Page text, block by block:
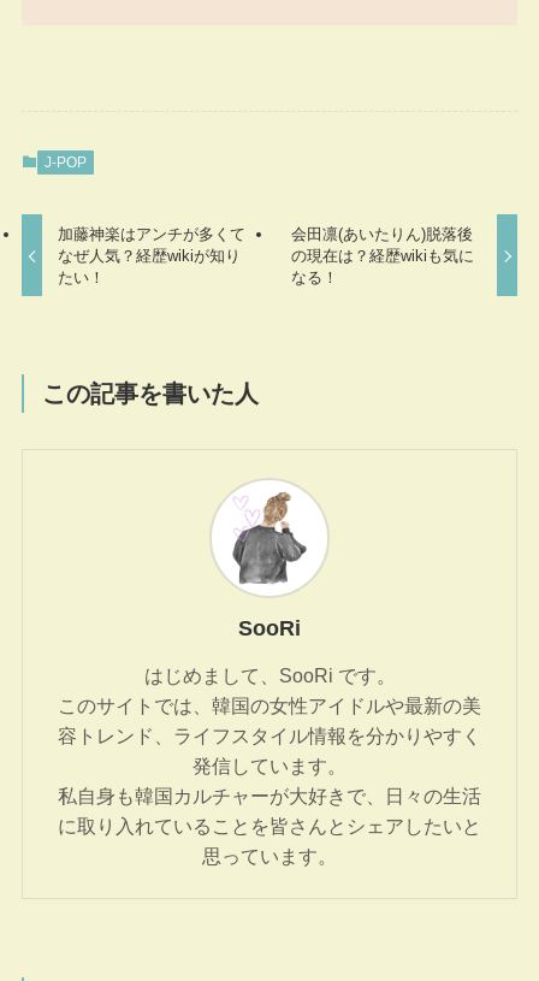
J-POP
加藤神楽はアンチが多くて
なぜ人気？経歴wikiが知り
たい！
会田凛(あいたりん)脱落後
の現在は？経歴wikiも気に
なる！
この記事を書いた人
SooRi
はじめまして、SooRi です。
このサイトでは、韓国の女性アイドルや最新の美
容トレンド、ライフスタイル情報を分かりやすく
発信しています。
私自身も韓国カルチャーが大好きで、日々の生活
に取り入れていることを皆さんとシェアしたいと
思っています。